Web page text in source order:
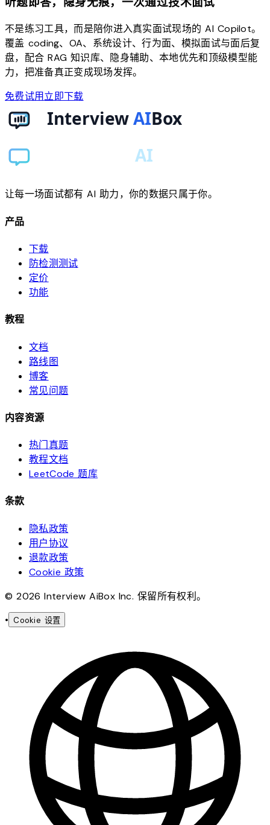
不是练习工具，而是陪你进入真实面试现场的 AI Copilot。
覆盖 coding、OA、系统设计、行为面、模拟面试与面后复
盘，配合 RAG 知识库、隐身辅助、本地优先和顶级模型能
力，把准备真正变成现场发挥。
免费试用立即下载
让每一场面试都有 AI 助力，你的数据只属于你。
产品
下载
防检测测试
定价
功能
教程
文档
路线图
博客
常见问题
内容资源
热门真题
教程文档
LeetCode 题库
条款
隐私政策
用户协议
退款政策
Cookie 政策
© 2026 Interview AiBox Inc. 保留所有权利。
• Cookie 设置